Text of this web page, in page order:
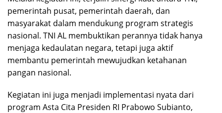
pemerintah pusat, pemerintah daerah, dan
masyarakat dalam mendukung program strategis
nasional. TNI AL membuktikan perannya tidak hanya
menjaga kedaulatan negara, tetapi juga aktif
membantu pemerintah mewujudkan ketahanan
pangan nasional.
Kegiatan ini juga menjadi implementasi nyata dari
program Asta Cita Presiden RI Prabowo Subianto,